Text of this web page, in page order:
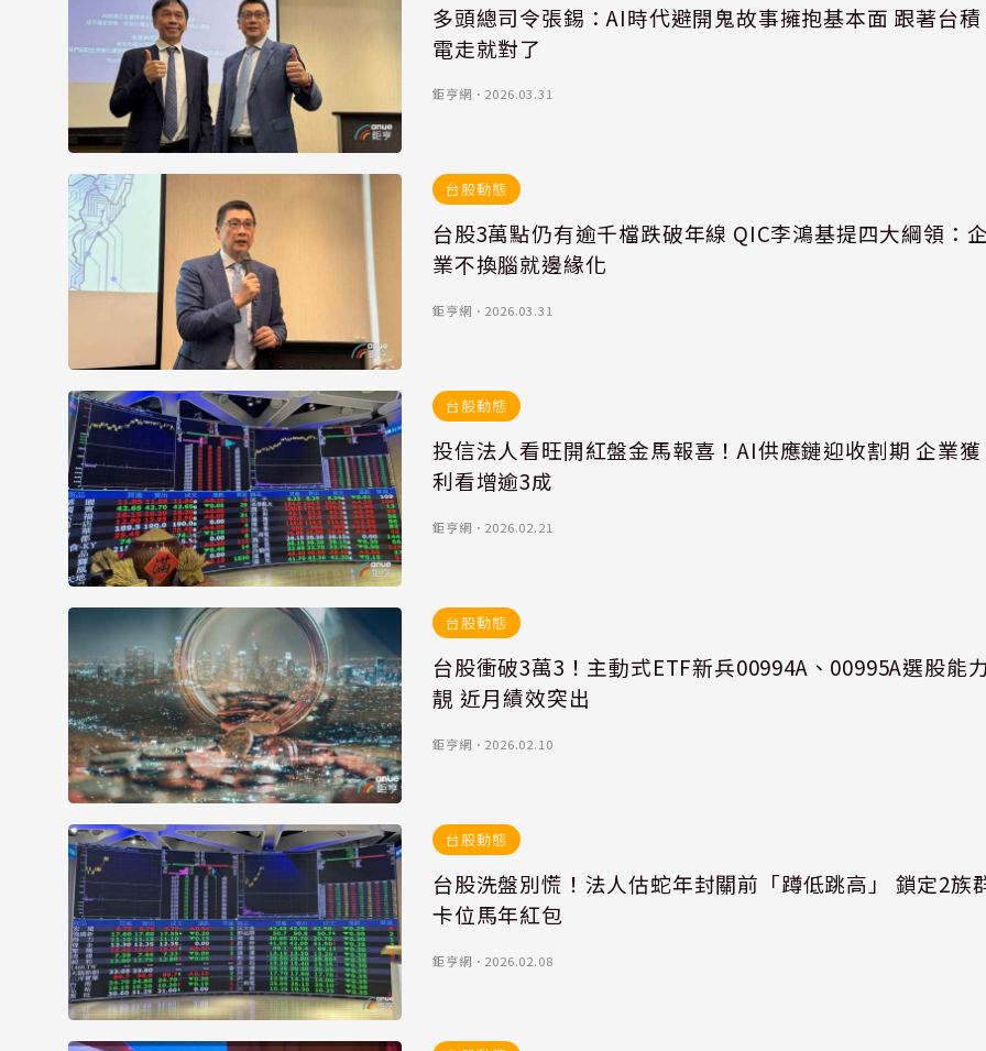
多頭總司令張錫：AI時代避開鬼故事擁抱基本面 跟著台積
電走就對了
鉅亨網 ． 2026.03.31
台股動態
台股3萬點仍有逾千檔跌破年線 QIC李鴻基提四大綱領：
業不換腦就邊緣化
鉅亨網 ． 2026.03.31
台股動態
投信法人看旺開紅盤金馬報喜！AI供應鏈迎收割期 企業獲
利看增逾3成
鉅亨網 ． 2026.02.21
台股動態
台股衝破3萬3！主動式ETF新兵00994A、00995A選股能
靚 近月績效突出
鉅亨網 ． 2026.02.10
台股動態
台股洗盤別慌！法人估蛇年封關前「蹲低跳高」 鎖定2族
卡位馬年紅包
鉅亨網 ． 2026.02.08